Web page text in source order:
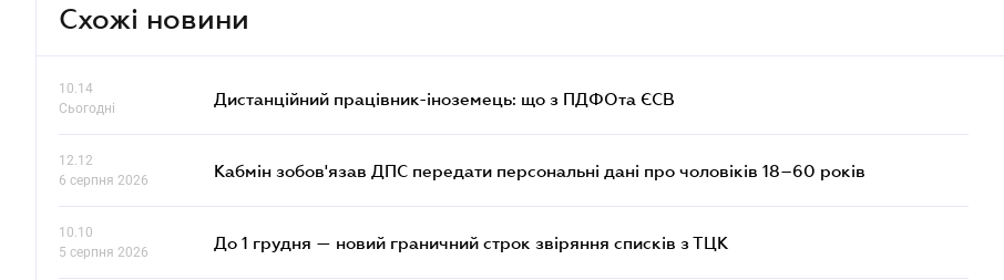
Схожі новини
10.14
Сьогодні
Дистанційний працівник-іноземець: що з ПДФОта ЄСВ
12.12
6 серпня 2026
Кабмін зобов'язав ДПС передати персональні дані про чоловіків 18–60 років
10.10
5 серпня 2026
До 1 грудня — новий граничний строк звіряння списків з ТЦК